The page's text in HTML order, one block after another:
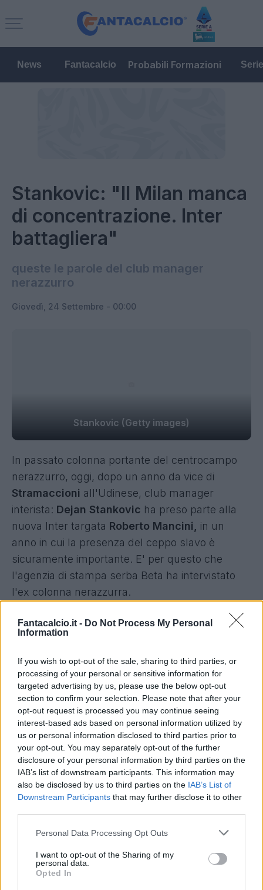
Fantacalcio.it - Do Not Process My Personal
Information
If you wish to opt-out of the sale, sharing to third parties, or
processing of your personal or sensitive information for
targeted advertising by us, please use the below opt-out
section to confirm your selection. Please note that after your
opt-out request is processed you may continue seeing
interest-based ads based on personal information utilized by
us or personal information disclosed to third parties prior to
your opt-out. You may separately opt-out of the further
disclosure of your personal information by third parties on the
IAB’s list of downstream participants. This information may
also be disclosed by us to third parties on the IAB’s List of
Downstream Participants that may further disclose it to other
Personal Data Processing Opt Outs
I want to opt-out of the Sharing of my
personal data.
Opted In
News Fantacalcio Probabili Formazioni
Stankovic: "Il Milan manca
di concentrazione. Inter
battagliera"
queste le parole del club manager
nerazzurro
Giovedì, 24 Settembre - 00:00
Stankovic (Getty images)
In passato colonna portante del centrocampo
nerazzurro, oggi, dopo un anno da vice di
Stramaccioni all'Udinese, club manager
interista: Dejan Stankovic ha preso parte alla
nuova Inter targata Roberto Mancini,
in un
anno in cui la presenza del ceppo slavo è
sicuramente importante. E' per questo che
l'agenzia di stampa serba Beta ha intervistato
l'ex colonna nerazzurra.
non giochiamo un calcio brillante, ma siamo solo
a settembre e c'è tutto il tempo di crescere. Mi
piace come l'Inter appare in campo, una
squadra battagliera con undici guerrieri. Penso
che abbiamo fatto un inizio di stagione quasi
storico".
INTER SLAVA-"Dalla nostra zona arrivano tanti
talenti e giocatori importanti, sono convinto che
MIHAJLOVIC AL MILAN -"Si sta formando
come allenatore, la sua squadra potrebbe